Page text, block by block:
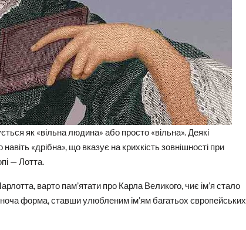
як «вільна людина» або просто «вільна». Деякі
«дрібна», що вказує на крихкість зовнішності при
— Лотта.
варто пам’ятати про Карла Великого, чиє ім’я стало
форма, ставши улюбленим ім’ям багатьох європейських